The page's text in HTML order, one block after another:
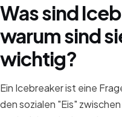
Was sind
warum sind
wichtig?
Ein Icebreaker ist eine
den sozialen "Eis"